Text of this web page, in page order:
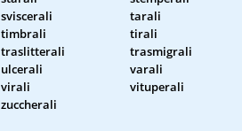
sviscerali
tarali
timbrali
tirali
traslitterali
trasmigrali
ulcerali
varali
virali
vituperali
zuccherali